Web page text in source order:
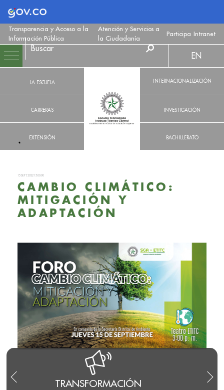
Logo Gobierno de Colombia
Transparencia y Acceso a la
Información Pública
Atención y Servicios a
la Ciudadanía
Participa Intranet
LA ESCUELA
CARRERAS
EXTENSIÓN
EN
INTERNACIONALIZACIÓN
INVESTIGACIÓN
BACHILLERATO
TRANSFORMACIÓN
15 SEPT. 2022 15:00:00
CAMBIO CLIMÁTICO:
MITIGACIÓN Y
ADAPTACIÓN